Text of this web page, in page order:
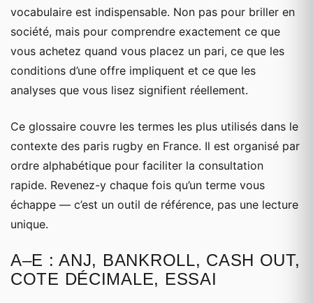
vocabulaire est indispensable. Non pas pour briller en
société, mais pour comprendre exactement ce que
vous achetez quand vous placez un pari, ce que les
conditions d’une offre impliquent et ce que les
analyses que vous lisez signifient réellement.
Ce glossaire couvre les termes les plus utilisés dans le
contexte des paris rugby en France. Il est organisé par
ordre alphabétique pour faciliter la consultation
rapide. Revenez-y chaque fois qu’un terme vous
échappe — c’est un outil de référence, pas une lecture
unique.
A–E : ANJ, BANKROLL, CASH OUT,
COTE DÉCIMALE, ESSAI